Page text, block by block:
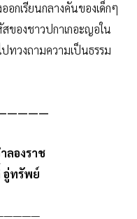
อกเรียนกลางคันของเด็กๆ
ัสของชาวปกาเกอะญอใน
ทวงถามความเป็นธรรม
ลองราช
อู่ทรัพย์